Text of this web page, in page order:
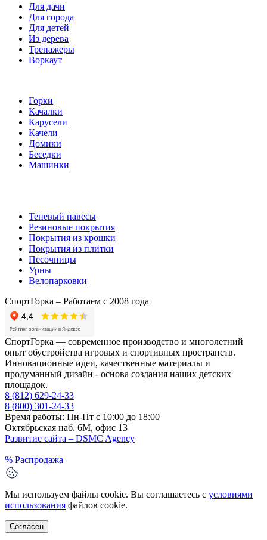
Для дачи
Для города
Для детей
Из дерева
Тренажеры
Воркаут
Горки
Качалки
Карусели
Качели
Домики
Беседки
Машинки
Теневый навесы
Резиновые покрытия
Покрытия из крошки
Покрытия из плитки
Песочницы
Урны
Велопарковки
СпортГорка – Работаем с 2008 года
СпортГорка — современное производство и многолетний
опыт обустройства игровых и спортивных пространств.
Инновационные идеи, качественные материалы и
продуманный дизайн - основа создания наших детских
площадок.
8 (812) 629-24-33
8 (800) 301-24-33
Время работы: Пн-Пт с 10:00 до 18:00
Октябрьская наб. 6М, офис 13
Развитие сайта – DSMC Agency
% Распродажа
Мы используем файлы cookie. Вы соглашаетесь с условиями
использования файлов cookie.
Согласен